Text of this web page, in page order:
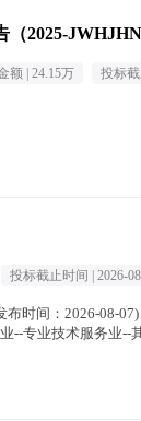
2025-
额 | 24.15万 投标
投标截止时间 | 2026-
布时间：2026-08-
--专业技术服务业